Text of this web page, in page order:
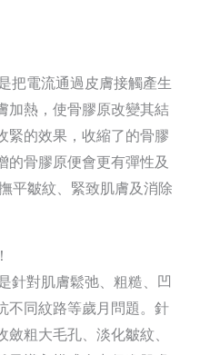
把電流通過皮膚接觸產生
加熱，使骨膠原改變其結
緊的效果，收縮了的骨膠
的骨膠原便會更有彈性及
平皺紋、緊致肌膚及消除
針對肌膚鬆弛、粗糙、凹
不同紋路等歲月問題。針
粗大毛孔、淡化皺紋、